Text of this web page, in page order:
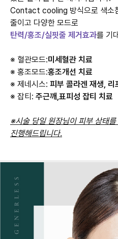
Contact cooling 방식으로 색소
탄력/홍조/실핏줄 제거효과를 기
※ 혈관모드:미세혈관 치료
※ 홍조모드:홍조개선 치료
※ 제네시스: 피부 콜라겐 재생, 리
※ 잡티: 주근깨,표피성 잡티 치료
※시술 당일 원장님이 피부 상태
진행해드립니다.